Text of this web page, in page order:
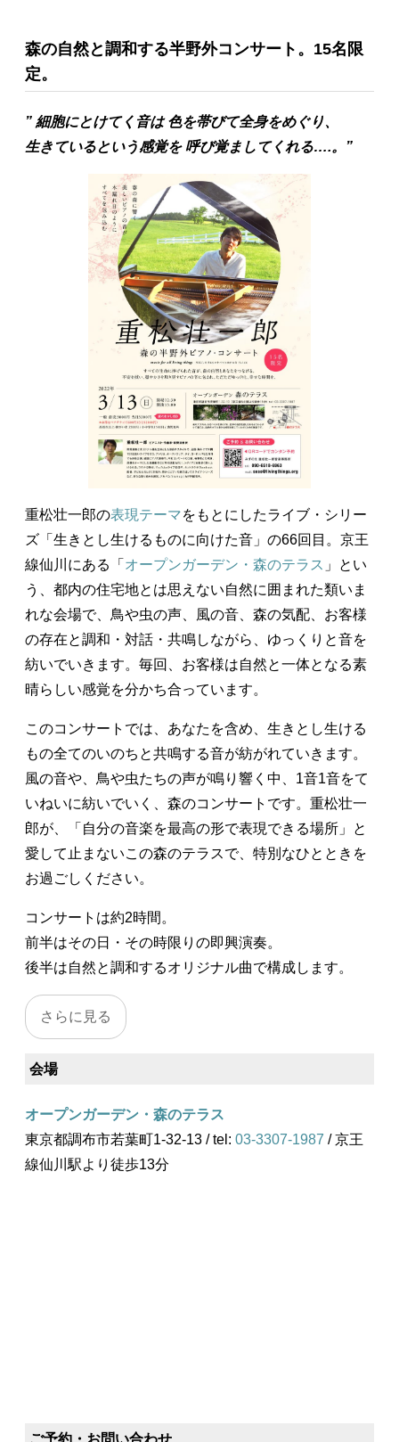
森の自然と調和する半野外コンサート。15名限
定。
” 細胞にとけてく音は 色を帯びて全身をめぐり、
生きているという感覚を 呼び覚ましてくれる….。”
重松壮一郎の表現テーマをもとにしたライブ・シリー
ズ「生きとし生けるものに向けた音」の66回目。京王
線仙川にある「 オープンガーデン・森のテラス 」とい
う、都内の住宅地とは思えない自然に囲まれた類いま
れな会場で、鳥や虫の声、風の音、森の気配、お客様
の存在と調和・対話・共鳴しながら、ゆっくりと音を
紡いでいきます。毎回、お客様は自然と一体となる素
晴らしい感覚を分かち合っています。
このコンサートでは、あなたを含め、生きとし生ける
もの全てのいのちと共鳴する音が紡がれていきます。
風の音や、鳥や虫たちの声が鳴り響く中、1音1音をて
いねいに紡いでいく、森のコンサートです。重松壮一
郎が、「自分の音楽を最高の形で表現できる場所」と
愛して止まないこの森のテラスで、特別なひとときを
お過ごしください。
コンサートは約2時間。
前半はその日・その時限りの即興演奏。
後半は自然と調和するオリジナル曲で構成します。
会場
オープンガーデン・森のテラス
東京都調布市若葉町1-32-13 / tel: 03-3307-1987 / 京王
線仙川駅より徒歩13分